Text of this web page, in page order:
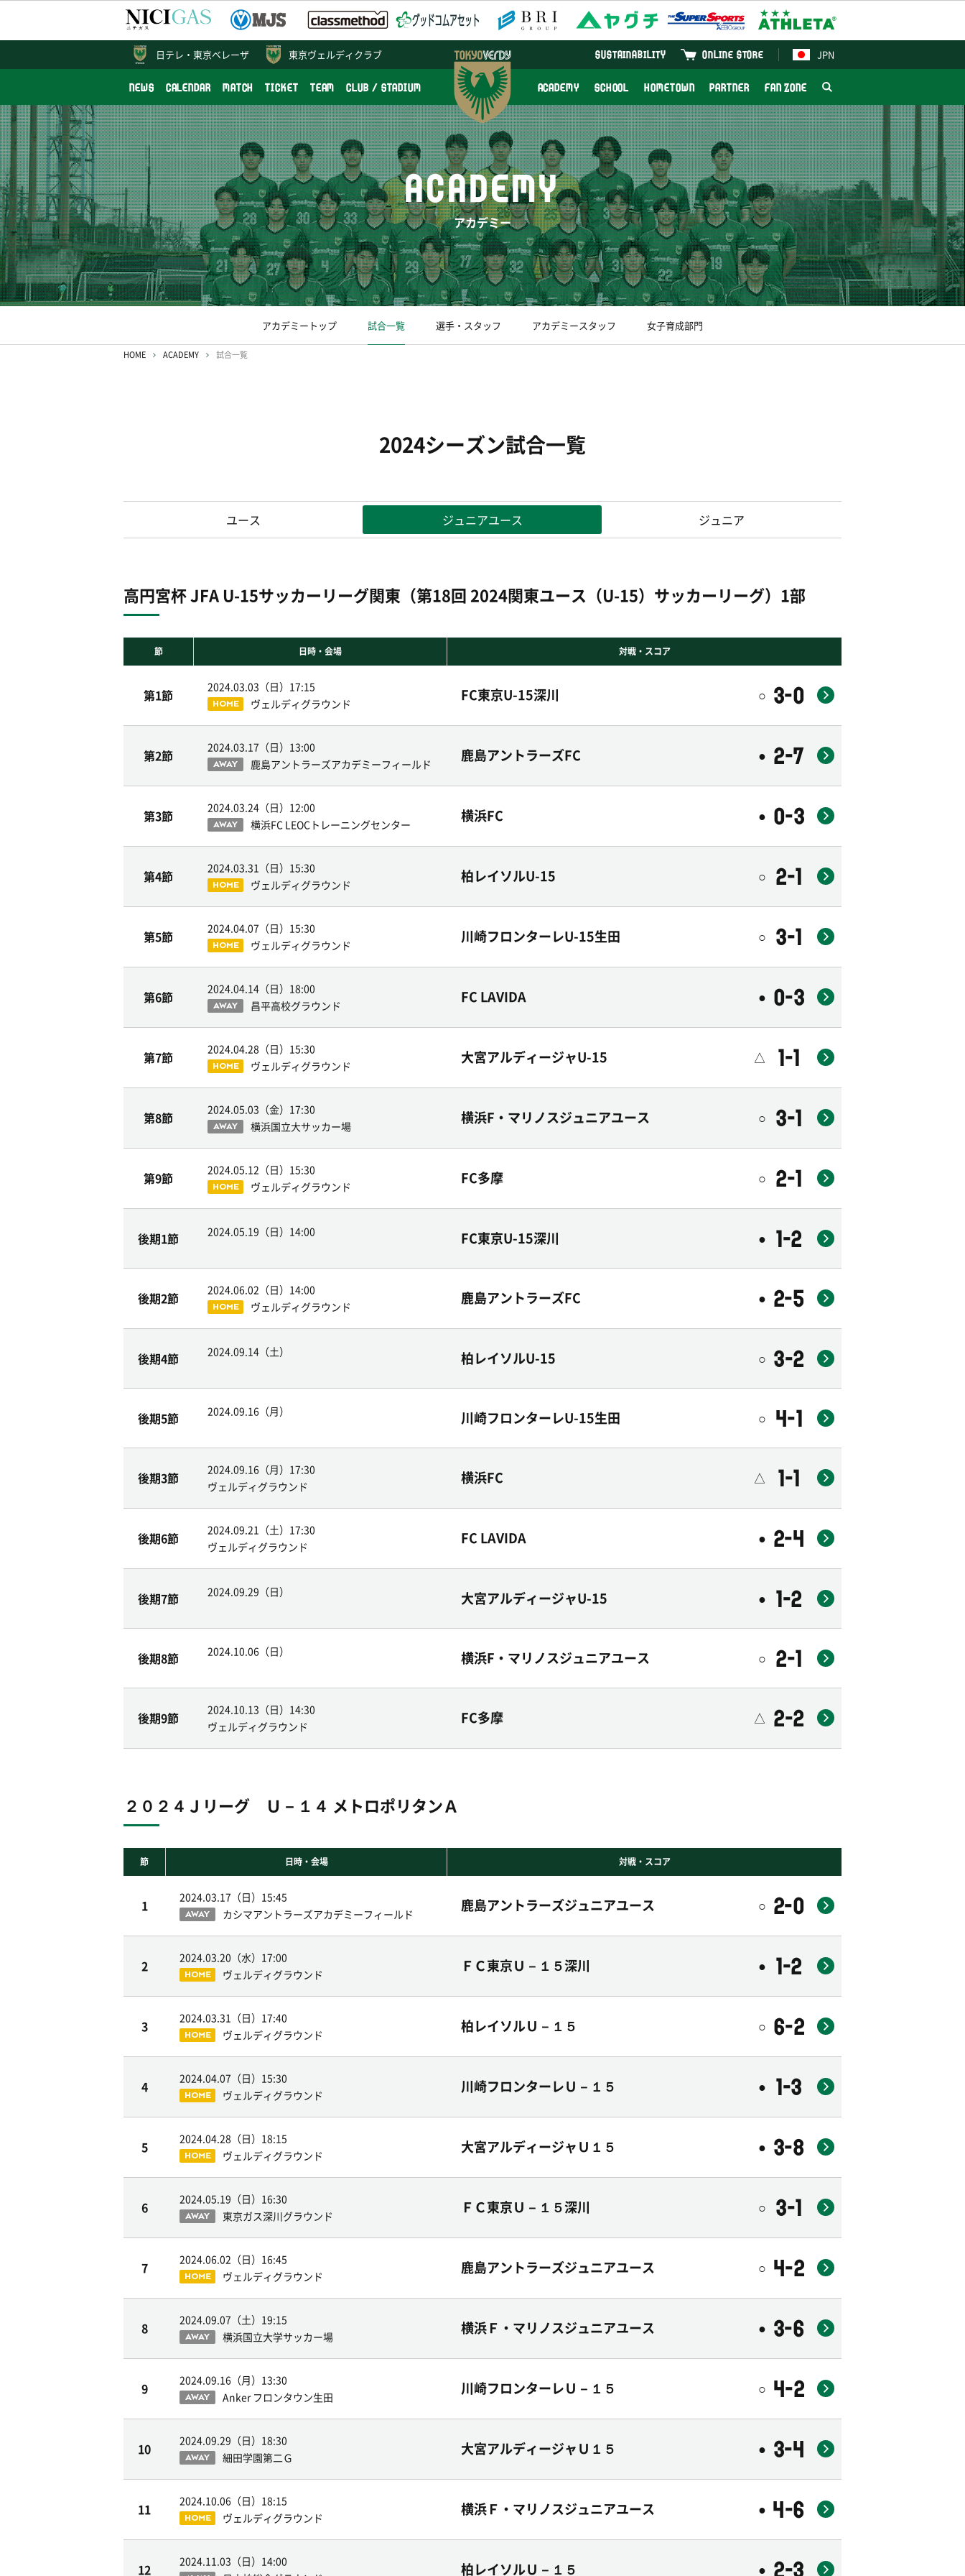
東京ヴェルディクラブ JPN
ONLINE STORE
SUSTAINABILITY
NEWS CALENDAR MATCH TICKET TEAM CLUB / STADIUM ACADEMY SCHOOL HOMETOWN PARTNER FAN ZONE
日テレ・ 東京ベレーザ
ACADEMY
アカデミー
アカデミートップ 試合一覧 選手・スタッフ アカデミースタッフ 女子育成部門
HOME ACADEMY 試合一覧
2024シーズン試合一覧
ユース ジュニアユース ジュニア
高円宮杯 JFA U-15サッカーリーグ関東（第18回 2024関東ユース（U-15）サッカーリーグ）1部
節 日時・会場 対戦・スコア
第1節 2024.03.03（日） 17:15
HOME ヴェルディグラウンド FC東京U-15深川 ○ 3-0
第2節 2024.03.17（日） 13:00
AWAY 鹿島アントラーズアカデミーフィールド 鹿島アントラーズFC ● 2-7
第3節 2024.03.24（日） 12:00
AWAY 横浜FC LEOCトレーニングセンター 横浜FC ● 0-3
第4節 2024.03.31（日） 15:30
HOME ヴェルディグラウンド 柏レイソルU-15 ○ 2-1
第5節 2024.04.07（日） 15:30
HOME ヴェルディグラウンド 川崎フロンターレU-15生田 ○ 3-1
第6節 2024.04.14（日） 18:00
AWAY 昌平高校グラウンド FC LAVIDA ● 0-3
第7節 2024.04.28（日） 15:30
HOME ヴェルディグラウンド 大宮アルディージャU-15 △ 1-1
第8節 2024.05.03（金） 17:30
AWAY 横浜国立大サッカー場 横浜F・マリノスジュニアユース ○ 3-1
第9節 2024.05.12（日） 15:30
HOME ヴェルディグラウンド FC多摩 ○ 2-1
後期1節 2024.05.19（日） 14:00 FC東京U-15深川 ● 1-2
後期2節 2024.06.02（日） 14:00
HOME ヴェルディグラウンド 鹿島アントラーズFC ● 2-5
後期4節 2024.09.14（土） 柏レイソルU-15 ○ 3-2
後期5節 2024.09.16（月） 川崎フロンターレU-15生田 ○ 4-1
後期3節 2024.09.16（月） 17:30
ヴェルディグラウンド
横浜FC △ 1-1
後期6節 2024.09.21（土） 17:30
ヴェルディグラウンド
FC LAVIDA ● 2-4
後期7節 2024.09.29（日） 大宮アルディージャU-15 ● 1-2
後期8節 2024.10.06（日） 横浜F・マリノスジュニアユース ○ 2-1
後期9節 2024.10.13（日） 14:30
ヴェルディグラウンド
FC多摩 △ 2-2
２０２４Ｊリーグ Ｕ－１４ メトロポリタンＡ
節 日時・会場 対戦・スコア
1 2024.03.17（日） 15:45
AWAY カシマアントラーズアカデミーフィールド 鹿島アントラーズジュニアユース ○ 2-0
2 2024.03.20（水） 17:00
HOME ヴェルディグラウンド ＦＣ東京Ｕ－１５深川 ● 1-2
3 2024.03.31（日） 17:40
HOME ヴェルディグラウンド 柏レイソルＵ－１５ ○ 6-2
4 2024.04.07（日） 15:30
HOME ヴェルディグラウンド 川崎フロンターレＵ－１５ ● 1-3
5 2024.04.28（日） 18:15
HOME ヴェルディグラウンド 大宮アルディージャＵ１５ ● 3-8
6 2024.05.19（日） 16:30
AWAY 東京ガス深川グラウンド ＦＣ東京Ｕ－１５深川 ○ 3-1
7 2024.06.02（日） 16:45
HOME ヴェルディグラウンド 鹿島アントラーズジュニアユース ○ 4-2
8 2024.09.07（土） 19:15
AWAY 横浜国立大学サッカー場 横浜Ｆ・マリノスジュニアユース ● 3-6
9 2024.09.16（月） 13:30
AWAY Anker フロンタウン生田 川崎フロンターレＵ－１５ ○ 4-2
10 2024.09.29（日） 18:30
AWAY 細田学園第二Ｇ 大宮アルディージャＵ１５ ● 3-4
11 2024.10.06（日） 18:15
HOME ヴェルディグラウンド 横浜Ｆ・マリノスジュニアユース ● 4-6
12 2024.11.03（日） 14:00 柏レイソルＵ－１５ ● 2-3